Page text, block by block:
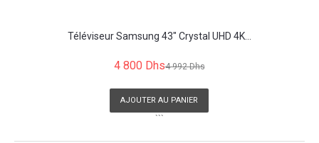
Téléviseur Samsung 43" Crystal UHD 4K...
4 800 Dhs4 992 Dhs
AJOUTER AU PANIER
```